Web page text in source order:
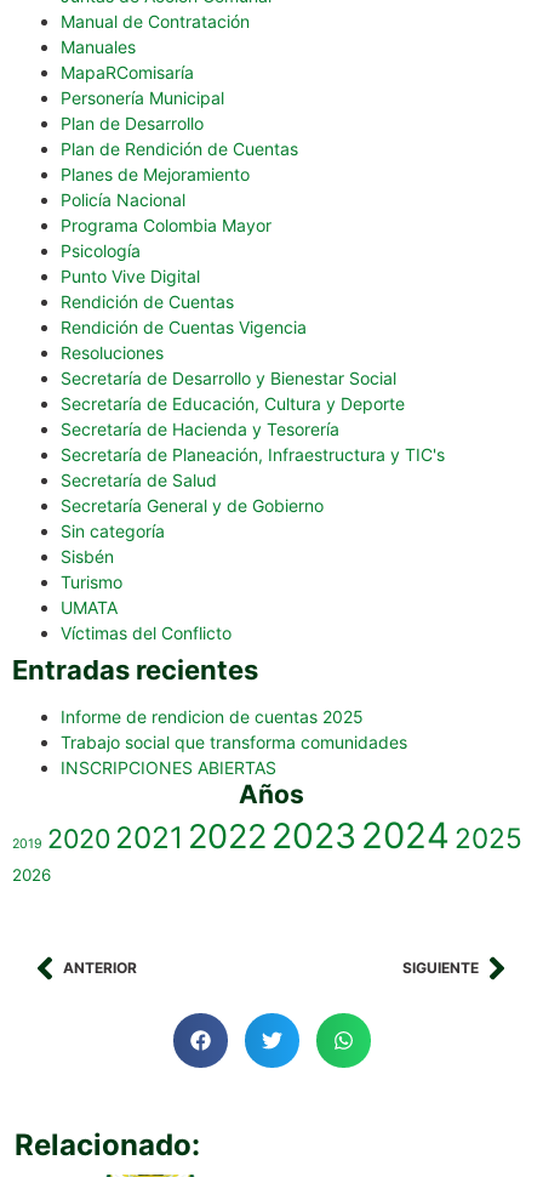
Manual de Contratación
Manuales
MapaRComisaría
Personería Municipal
Plan de Desarrollo
Plan de Rendición de Cuentas
Planes de Mejoramiento
Policía Nacional
Programa Colombia Mayor
Psicología
Punto Vive Digital
Rendición de Cuentas
Rendición de Cuentas Vigencia
Resoluciones
Secretaría de Desarrollo y Bienestar Social
Secretaría de Educación, Cultura y Deporte
Secretaría de Hacienda y Tesorería
Secretaría de Planeación, Infraestructura y TIC's
Secretaría de Salud
Secretaría General y de Gobierno
Sin categoría
Sisbén
Turismo
UMATA
Víctimas del Conflicto
Entradas recientes
Informe de rendicion de cuentas 2025
Trabajo social que transforma comunidades
INSCRIPCIONES ABIERTAS
Años
2019 20202021 2022 2023 2024 2025
2026
ANTERIOR SIGUIENTE
Relacionado: